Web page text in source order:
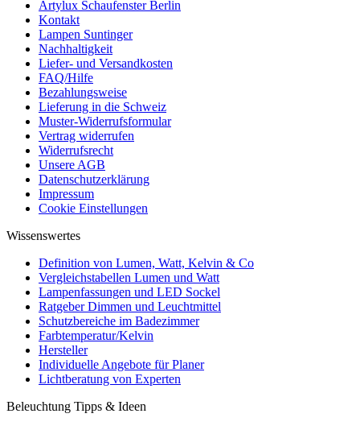
Artylux Schaufenster Berlin
Kontakt
Lampen Suntinger
Nachhaltigkeit
Liefer- und Versandkosten
FAQ/Hilfe
Bezahlungsweise
Lieferung in die Schweiz
Muster-Widerrufsformular
Vertrag widerrufen
Widerrufsrecht
Unsere AGB
Datenschutzerklärung
Impressum
Cookie Einstellungen
Wissenswertes
Definition von Lumen, Watt, Kelvin & Co
Vergleichstabellen Lumen und Watt
Lampenfassungen und LED Sockel
Ratgeber Dimmen und Leuchtmittel
Schutzbereiche im Badezimmer
Farbtemperatur/Kelvin
Hersteller
Individuelle Angebote für Planer
Lichtberatung von Experten
Beleuchtung Tipps & Ideen